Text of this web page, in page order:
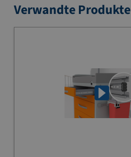
Verwandte Produkte